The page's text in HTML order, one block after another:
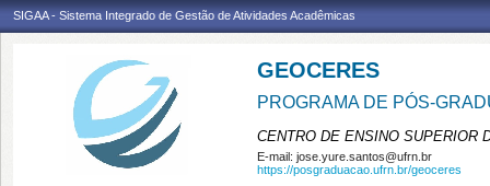
SIGAA - Sistema Integrado de Gestão de Atividades Acadêmicas
GEOCERES
PROGRAMA DE PÓS-
CENTRO DE ENSINO SUPERIOR
E-mail: jose.yure.santos@ufrn.br
https://posgraduacao.ufrn.br/geoceres